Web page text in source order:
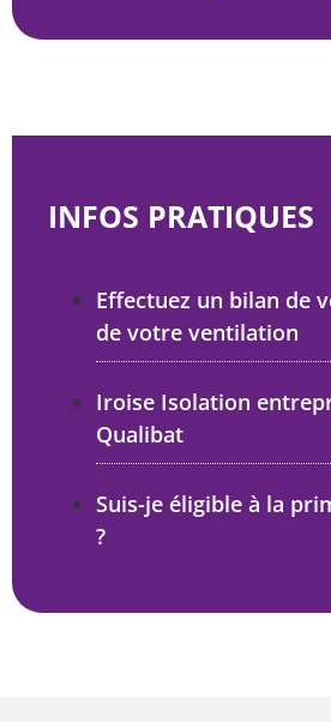
INFOS PRATIQUES
Effectuez un bilan de
de votre ventilation
Iroise Isolation
Qualibat
Suis-je éligible à la
?